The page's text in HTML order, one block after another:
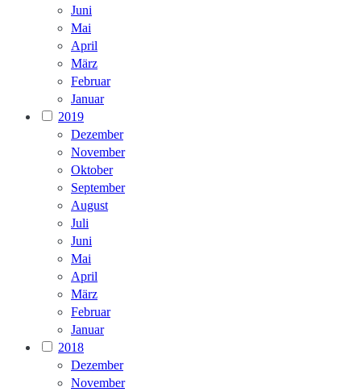
Juni
Mai
April
März
Februar
Januar
2019
Dezember
November
Oktober
September
August
Juli
Juni
Mai
April
März
Februar
Januar
2018
Dezember
November